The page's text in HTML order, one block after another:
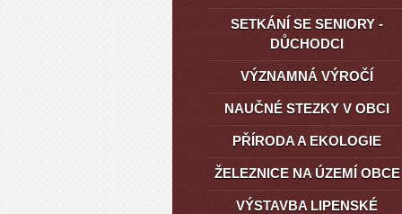
SETKÁNÍ SE SENIORY -
DŮCHODCI
VÝZNAMNÁ VÝROČÍ
NAUČNÉ STEZKY V OBCI
PŘÍRODA A EKOLOGIE
ŽELEZNICE NA ÚZEMÍ OBCE
VÝSTAVBA LIPENSKÉ